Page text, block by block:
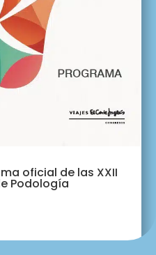
oficial de las XXII
Podología